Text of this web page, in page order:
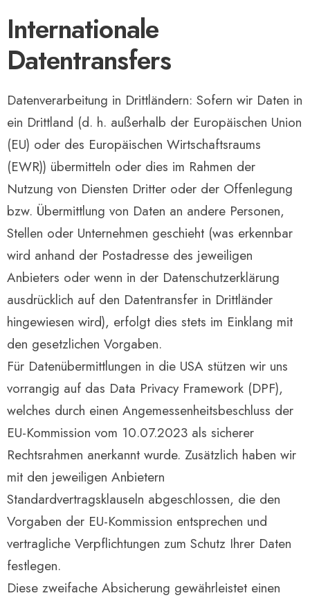
Internationale
Datentransfers
Datenverarbeitung in Drittländern: Sofern wir Daten in
ein Drittland (d. h. außerhalb der Europäischen Union
(EU) oder des Europäischen Wirtschaftsraums
(EWR)) übermitteln oder dies im Rahmen der
Nutzung von Diensten Dritter oder der Offenlegung
bzw. Übermittlung von Daten an andere Personen,
Stellen oder Unternehmen geschieht (was erkennbar
wird anhand der Postadresse des jeweiligen
Anbieters oder wenn in der Datenschutzerklärung
ausdrücklich auf den Datentransfer in Drittländer
hingewiesen wird), erfolgt dies stets im Einklang mit
den gesetzlichen Vorgaben.
Für Datenübermittlungen in die USA stützen wir uns
vorrangig auf das Data Privacy Framework (DPF),
welches durch einen Angemessenheitsbeschluss der
EU-Kommission vom 10.07.2023 als sicherer
Rechtsrahmen anerkannt wurde. Zusätzlich haben wir
mit den jeweiligen Anbietern
Standardvertragsklauseln abgeschlossen, die den
Vorgaben der EU-Kommission entsprechen und
vertragliche Verpflichtungen zum Schutz Ihrer Daten
festlegen.
Diese zweifache Absicherung gewährleistet einen